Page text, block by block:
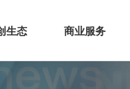
首页 走进青创 青创生态
生态 商业服务